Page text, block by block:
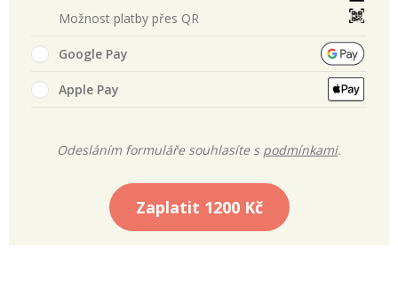
Možnost platby přes QR
Google Pay
Apple Pay
Odesláním formuláře souhlasíte s podmínkami.
Zaplatit 1200 Kč